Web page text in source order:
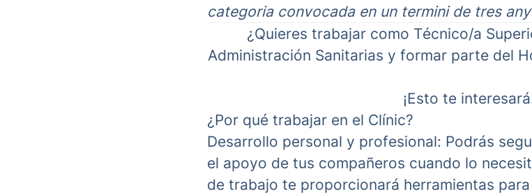
categoria convocada en un termini de tres
¿Quieres trabajar como Técnico/a
Administración Sanitarias y formar parte del
¡Esto te
¿Por qué trabajar en el Clínic?
Desarrollo personal y profesional: Podrás
el apoyo de tus compañeros cuando lo
de trabajo te proporcionará herramientas